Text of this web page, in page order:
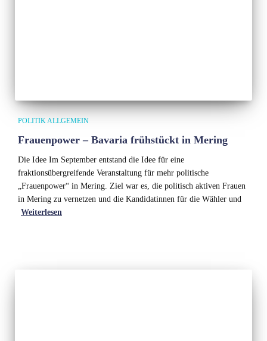
POLITIK ALLGEMEIN
Frauenpower – Bavaria frühstückt in Mering
Die Idee Im September entstand die Idee für eine
fraktionsübergreifende Veranstaltung für mehr politische
„Frauenpower“ in Mering. Ziel war es, die politisch aktiven Frauen
in Mering zu vernetzen und die Kandidatinnen für die Wähler und
Weiterlesen